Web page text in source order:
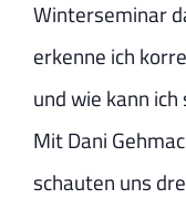
Winterseminar
erkenne ich
und wie kann
Mit Dani
schauten uns